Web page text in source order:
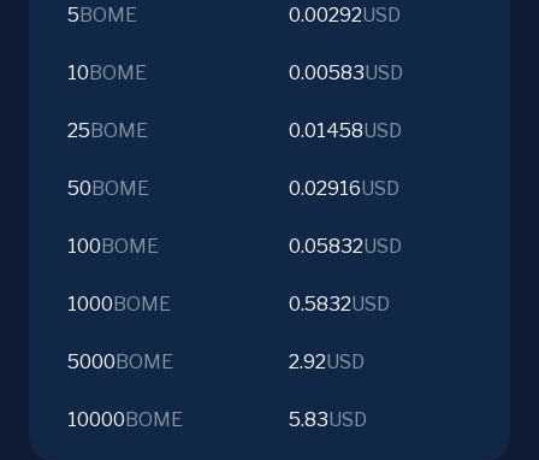
5 BOME 0.00292USD
10 BOME 0.00583USD
25 BOME 0.01458USD
50 BOME 0.02916USD
100 BOME 0.05832USD
1000 BOME 0.5832USD
5000 BOME 2.92USD
10000 BOME 5.83USD